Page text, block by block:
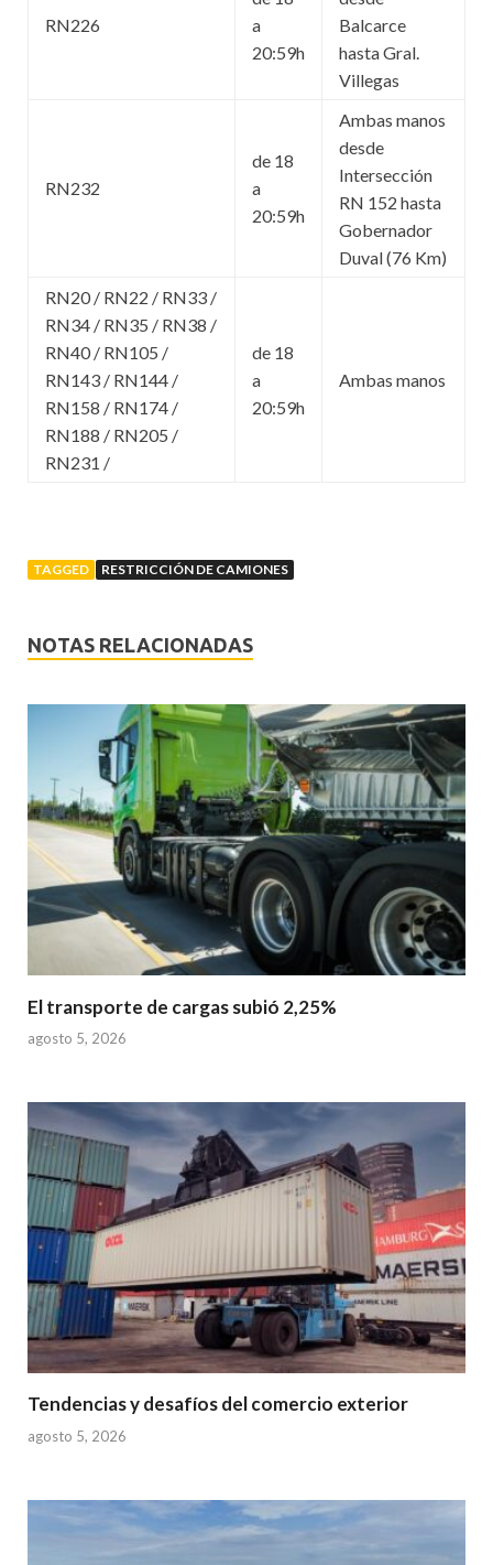
RN226
a
20:59h
Balcarce
hasta Gral.
Villegas
RN232
de 18
a
20:59h
Ambas manos
desde
Intersección
RN 152 hasta
Gobernador
Duval (76 Km)
RN20 / RN22 / RN33 /
RN34 / RN35 / RN38 /
RN40 / RN105 /
RN143 / RN144 /
RN158 / RN174 /
RN188 / RN205 /
RN231 /
de 18
a
20:59h
Ambas manos
TAGGED RESTRICCIÓN DE CAMIONES
NOTAS RELACIONADAS
El transporte de cargas subió 2,25%
agosto 5, 2026
Tendencias y desafíos del comercio exterior
agosto 5, 2026